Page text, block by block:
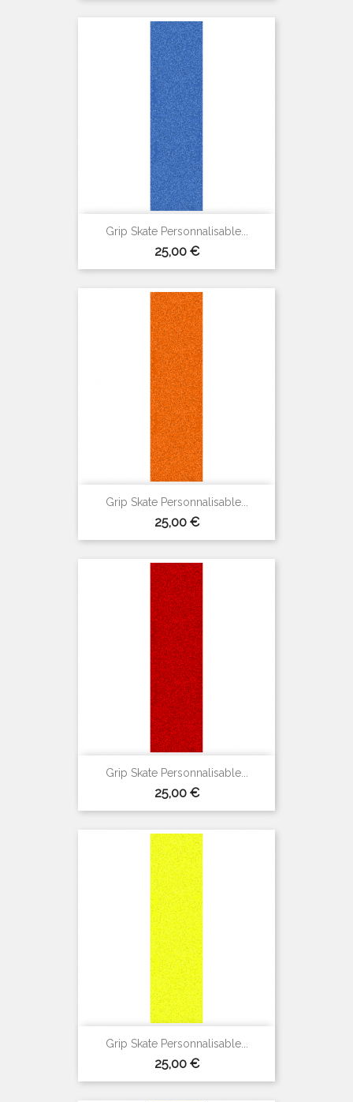
Grip Skate Personnalisable...
Prix
25,00 €
Grip Skate Personnalisable...
Prix
25,00 €
Grip Skate Personnalisable...
Prix
25,00 €
Grip Skate Personnalisable...
Prix
25,00 €